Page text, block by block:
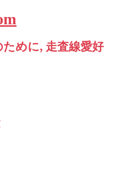
めに, 走査線愛好